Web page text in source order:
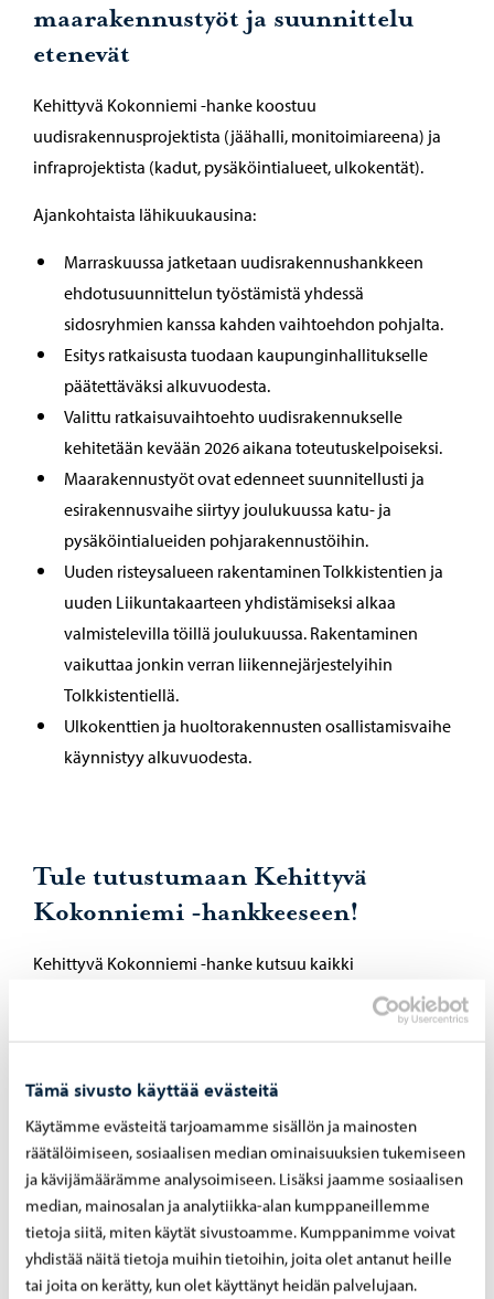
Tämä sivusto käyttää evästeitä
Käytämme evästeitä tarjoamamme sisällön ja mainosten
räätälöimiseen, sosiaalisen median ominaisuuksien tukemiseen
ja kävijämäärämme analysoimiseen. Lisäksi jaamme sosiaalisen
median, mainosalan ja analytiikka-alan kumppaneillemme
tietoja siitä, miten käytät sivustoamme. Kumppanimme voivat
yhdistää näitä tietoja muihin tietoihin, joita olet antanut heille
tai joita on kerätty, kun olet käyttänyt heidän palvelujaan.
maarakennustyöt ja suunnittelu
etenevät
Kehittyvä Kokonniemi -hanke koostuu
uudisrakennusprojektista (jäähalli, monitoimiareena) ja
infraprojektista (kadut, pysäköintialueet, ulkokentät).
Ajankohtaista lähikuukausina:
Marraskuussa jatketaan uudisrakennushankkeen
ehdotusuunnittelun työstämistä yhdessä
sidosryhmien kanssa kahden vaihtoehdon pohjalta.
Esitys ratkaisusta tuodaan kaupunginhallitukselle
päätettäväksi alkuvuodesta.
Valittu ratkaisuvaihtoehto uudisrakennukselle
kehitetään kevään 2026 aikana toteutuskelpoiseksi.
Maarakennustyöt ovat edenneet suunnitellusti ja
esirakennusvaihe siirtyy joulukuussa katu- ja
pysäköintialueiden pohjarakennustöihin.
Uuden risteysalueen rakentaminen Tolkkistentien ja
uuden Liikuntakaarteen yhdistämiseksi alkaa
valmistelevilla töillä joulukuussa. Rakentaminen
vaikuttaa jonkin verran liikennejärjestelyihin
Tolkkistentiellä.
Ulkokenttien ja huoltorakennusten osallistamisvaihe
käynnistyy alkuvuodesta.
Tule tutustumaan Kehittyvä
Kokonniemi -hankkeeseen!
Kehittyvä Kokonniemi -hanke kutsuu kaikki
Kokonniemen liikuntakeskuksen kehittymisestä
ilmoitettuina päivinä. Osoite: Rihkamatori (entinen
Kompassin tila). Tule keskustelemaan ja tutustumaan!
Kehittyvä Kokonniemi
Jaa FacebookJaa LinkedInJaa WhatsApp